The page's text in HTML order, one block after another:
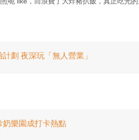
劃 夜深玩「無人營業」
奶樂園成打卡熱點